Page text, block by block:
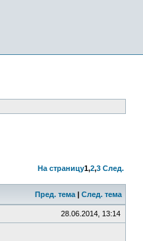
На страницу1,2,3 След.
Пред. тема | След. тема
28.06.2014, 13:14